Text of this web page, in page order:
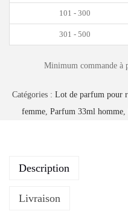
101 - 300
301 - 500
Minimum commande à
Catégories : Lot de parfum pour
femme, Parfum 33ml homme,
Description
Livraison